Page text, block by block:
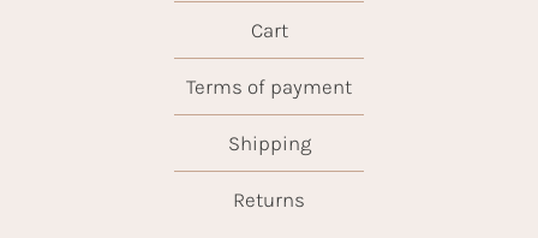
Cart
Terms of payment
Shipping
Returns